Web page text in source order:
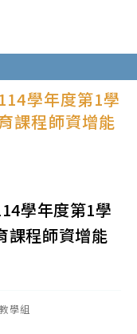
學年度第1學
課程師資增能
學年度第1學
課程師資增能
教學組